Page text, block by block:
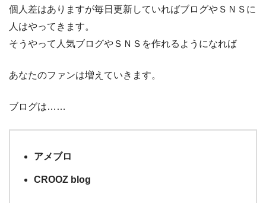
個人差はありますが毎日更新していればブログやＳＮＳに
人はやってきます。
そうやって人気ブログやＳＮＳを作れるようになれば
あなたのファンは増えていきます。
ブログは……
アメブロ
CROOZ blog